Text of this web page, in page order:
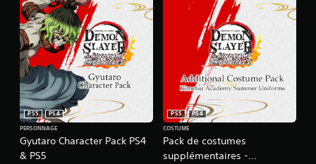
Gyutaro Character Pack PS4
& PS5
PS5
PS4
PERSONNAGE
Pack de costumes
supplémentaires -
PS5
PS4
COSTUME